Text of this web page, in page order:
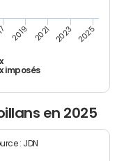
imposés
2019 2021 2023 2025
en 2025
: JDN